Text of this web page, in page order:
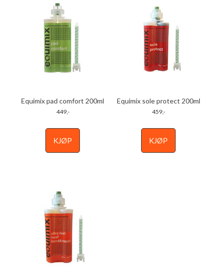
Equimix pad comfort 200ml
449,-
KJØP
Equimix sole protect 200ml
459,-
KJØP